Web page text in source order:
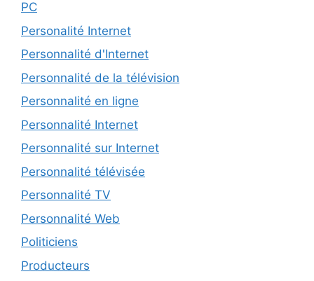
PC
Personalité Internet
Personnalité d'Internet
Personnalité de la télévision
Personnalité en ligne
Personnalité Internet
Personnalité sur Internet
Personnalité télévisée
Personnalité TV
Personnalité Web
Politiciens
Producteurs